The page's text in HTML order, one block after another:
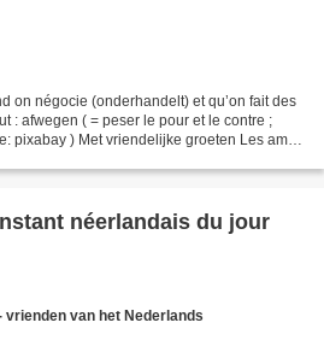
on négocie (onderhandelt) et qu’on fait des
: afwegen ( = peser le pour et le contre ;
pixabay ) Met vriendelijke groeten Les amis
néerlandais du jour
van het Nederlands